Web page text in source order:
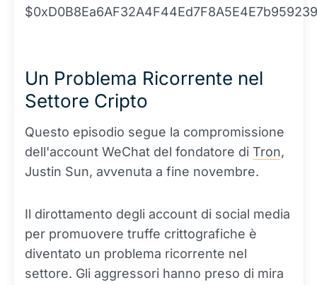
Un Problema Ricorrente nel
Settore Cripto
Questo episodio segue la compromissione
dell'account WeChat del fondatore di Tron,
Justin Sun, avvenuta a fine novembre.
Il dirottamento degli account di social media
per promuovere truffe crittografiche è
diventato un problema ricorrente nel
settore. Gli aggressori hanno preso di mira